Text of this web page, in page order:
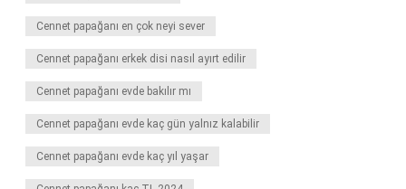
Cennet papağanı en çok neyi sever
Cennet papağanı erkek disi nasıl ayırt edilir
Cennet papağanı evde bakılır mı
Cennet papağanı evde kaç gün yalnız kalabilir
Cennet papağanı evde kaç yıl yaşar